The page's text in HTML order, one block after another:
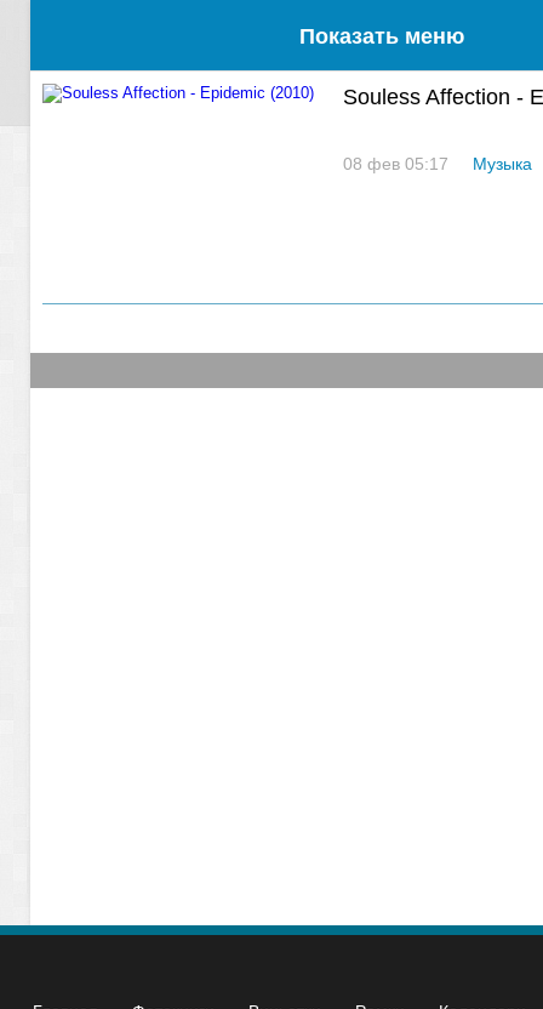
Показать меню
Souless Affection -
08 фев 05:17 Музыка